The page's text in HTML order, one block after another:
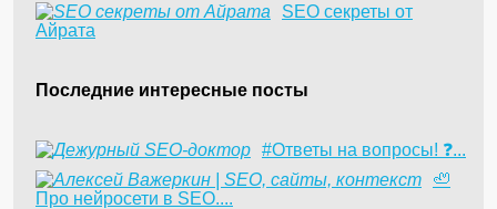
SEO секреты от
Айрата
Последние интересные посты
#Ответы на вопросы! ❓...
🦥
Про нейросети в SEO....